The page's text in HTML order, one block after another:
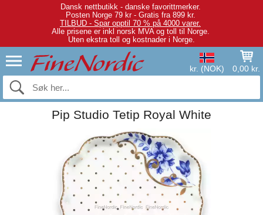
Dansk nettbutikk - danske favorittmerker.
Posten Norge 79 kr - Gratis fra 899 kr.
TILBUD - Spar opptil 70 % på 4000 varer.
Alle prisene er inkl norsk MVA og toll til Norge.
Uten ekstra toll og kostnader i Norge.
kr. (NOK) 0,00 kr.
Pip Studio Tetip Royal White